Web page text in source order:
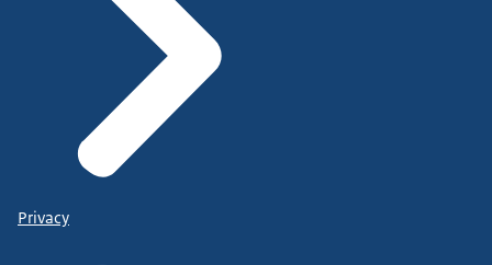
Privacy